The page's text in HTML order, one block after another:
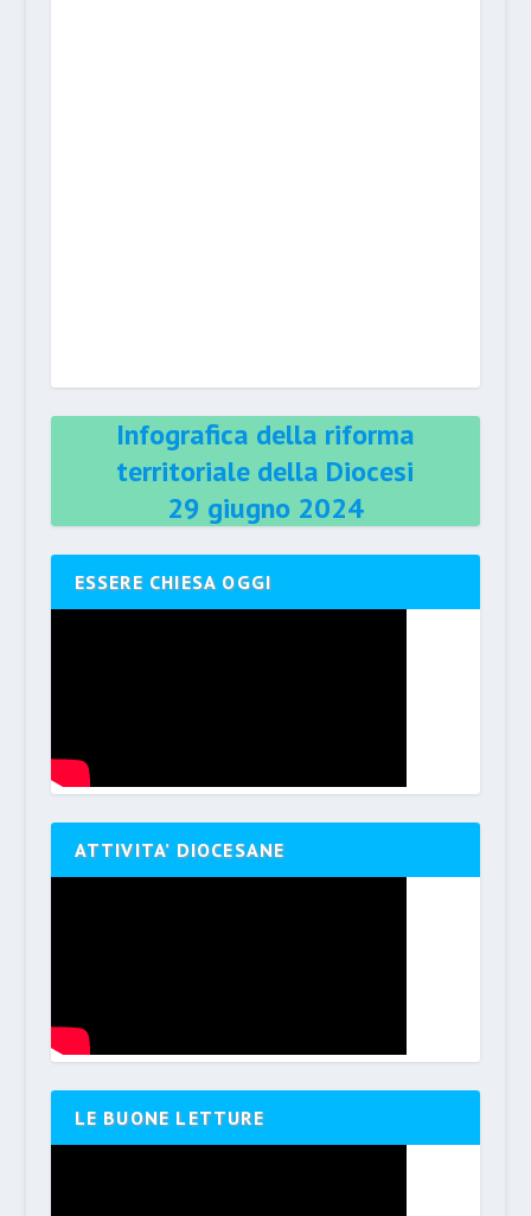
Infografica della riforma
territoriale della Diocesi
29 giugno 2024
ESSERE CHIESA OGGI
ATTIVITA’ DIOCESANE
LE BUONE LETTURE